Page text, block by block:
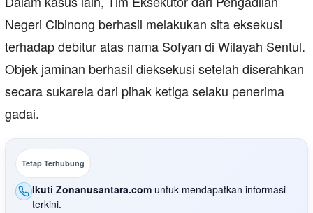
Negeri Cibinong berhasil melakukan sita eksekusi
terhadap debitur atas nama Sofyan di Wilayah Sentul.
Objek jaminan berhasil dieksekusi setelah diserahkan
secara sukarela dari pihak ketiga selaku penerima
gadai.
Tetap Terhubung
Ikuti Zonanusantara.com untuk mendapatkan informasi
terkini.